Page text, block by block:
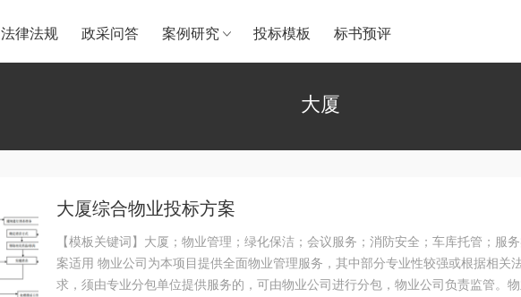
法律法规 政采问答 案例研究 投标模板 标书预评
大厦
大厦综合物业投标方案
【模板关键词】大厦；物业管理；绿化保洁；会议服务；消防安全；车库托管；服
案适用 物业公司为本项目提供全面物业管理服务，其中部分专业性较强或根据相关
求，须由专业分包单位提供服务的，可由物业公司进行分包，物业公司负责监管。